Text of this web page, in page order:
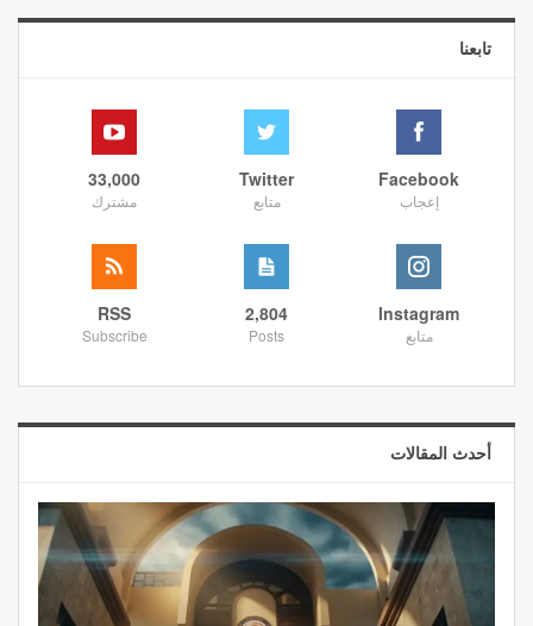
تابعنا
Facebook
إعجاب
Twitter
متابع
33,000
مشترك
Instagram
متابع
2,804
Posts
RSS
Subscribe
أحدث المقالات